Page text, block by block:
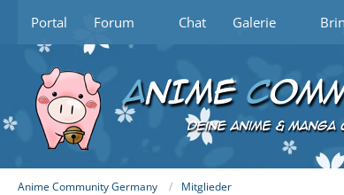
Portal Forum Chat Galerie
Anime Community Germany Mitglieder